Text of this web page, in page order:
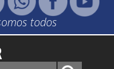
todos